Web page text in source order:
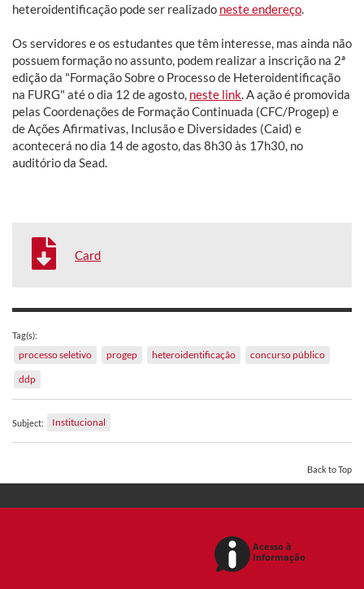
heteroidentificação pode ser realizado neste endereço.
Os servidores e os estudantes que têm interesse, mas ainda não
possuem formação no assunto, podem realizar a inscrição na 2ª
edição da "Formação Sobre o Processo de Heteroidentificação
na FURG" até o dia 12 de agosto, neste link. A ação é promovida
pelas Coordenações de Formação Continuada (CFC/Progep) e
de Ações Afirmativas, Inclusão e Diversidades (Caid) e
acontecerá no dia 14 de agosto, das 8h30 às 17h30, no
auditório da Sead.
Card
Tag(s):
processo seletivo progep heteroidentificação
concurso público
ddp
Subject: Institucional
Back to Top